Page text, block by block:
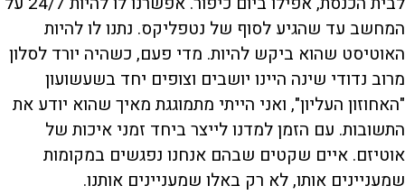
המחשב עד שהגיע לסוף של נטפליקס. נתנו לו להיות
האוטיסט שהוא ביקש להיות. מדי פעם, כשהיה יורד לסלון
מרוב נדודי שינה היינו יושבים וצופים יחד בשעשועון
"האחוזון העליון", ואני הייתי מתמוגגת מאיך שהוא יודע את
התשובות. עם הזמן למדנו לייצר ביחד זמני איכות של
אוטיזם. איים שקטים שבהם אנחנו נפגשים במקומות
שמעניינים אותו, לא רק באלו שמעניינים אותנו.